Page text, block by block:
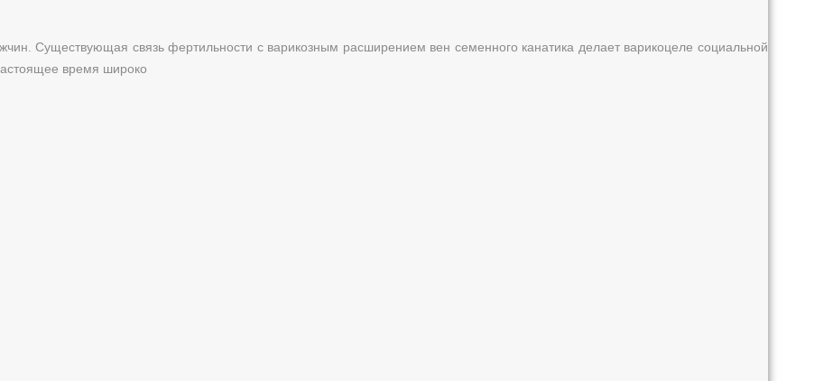
Существующая связь фертильности с варикозным расширением вен семенного канатика делает варикоцеле социальной
время широко